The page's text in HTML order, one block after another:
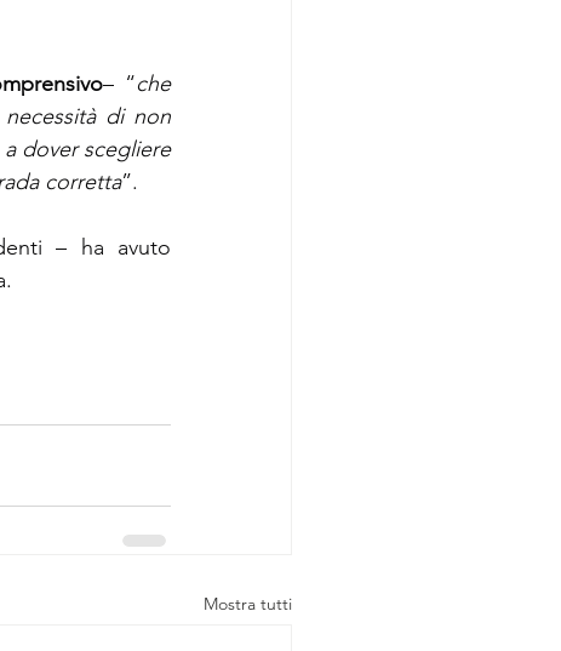
– “che
di non
dover scegliere
corretta”.
– ha avuto
Mostra tutti